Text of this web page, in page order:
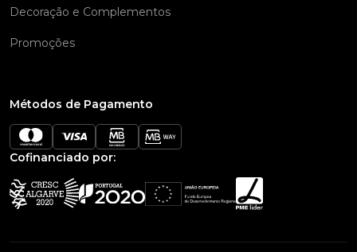
Decoração e Complementos
Promoções
Métodos de Pagamento
Cofinanciado por: